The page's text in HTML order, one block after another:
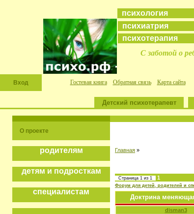
психология
психиатрия
психотерапия
С заботой о
Вход Гостевая книга Обратная связь Карта сайта
Детский психотерапевт
О проекте
родителям
детям и подросткам
специалистам
Главная »
Страница 1 из 1 1
Форум для детей, родителей и
Доктрина
disman3